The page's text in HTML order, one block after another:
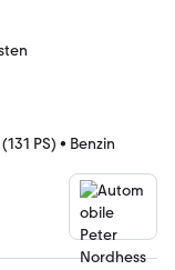
PS) • Benzin